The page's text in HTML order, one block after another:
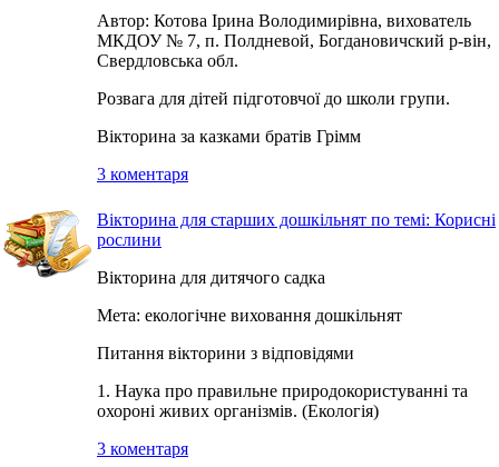
Автор: Котова Ірина Володимирівна, вихователь
МКДОУ № 7, п. Полдневой, Богдановичский р-він,
Свердловська обл.
Розвага для дітей підготовчої до школи групи.
Вікторина за казками братів Грімм
3 коментаря
Вікторина для старших дошкільнят по темі: Корисні
рослини
Вікторина для дитячого садка
Мета: екологічне виховання дошкільнят
Питання вікторини з відповідями
1. Наука про правильне природокористуванні та
охороні живих організмів. (Екологія)
3 коментаря